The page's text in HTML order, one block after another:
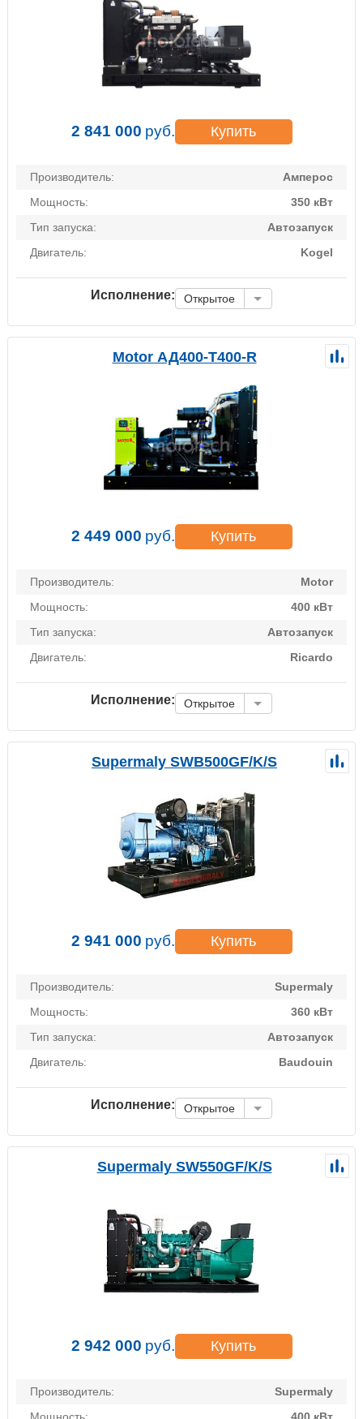
2 841 000 руб. Купить
Производитель:
Амперос
Мощность:
350 кВт
Тип запуска:
Автозапуск
Двигатель:
Kogel
Исполнение: Открытое
Motor АД400-Т400-R
2 449 000 руб. Купить
Производитель:
Motor
Мощность:
400 кВт
Тип запуска:
Автозапуск
Двигатель:
Ricardo
Исполнение: Открытое
Supermaly SWB500GF/K/S
2 941 000 руб. Купить
Производитель:
Supermaly
Мощность:
360 кВт
Тип запуска:
Автозапуск
Двигатель:
Baudouin
Исполнение: Открытое
Supermaly SW550GF/K/S
2 942 000 руб. Купить
Производитель:
Supermaly
Мощность:
400 кВт